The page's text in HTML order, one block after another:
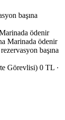
başına
ödenir
Marinada ödenir
başına
Görevlisi) 0 TL ·